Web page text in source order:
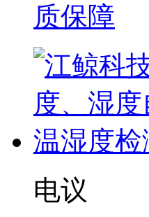
质保障
电议